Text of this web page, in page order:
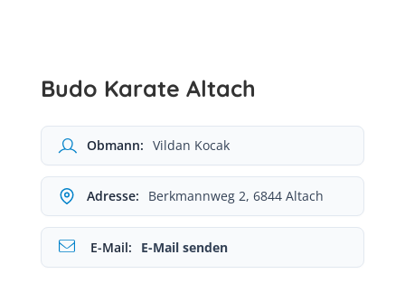
Budo Karate Altach
Obmann: Vildan Kocak
Adresse: Berkmannweg 2, 6844 Altach
E-Mail: E-Mail senden